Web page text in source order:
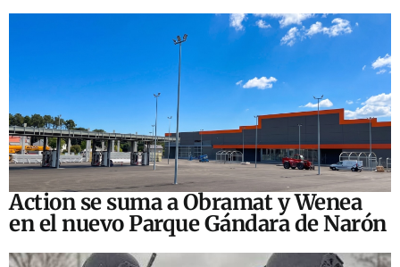
Action se suma a Obramat y Wenea
en el nuevo Parque Gándara de Narón